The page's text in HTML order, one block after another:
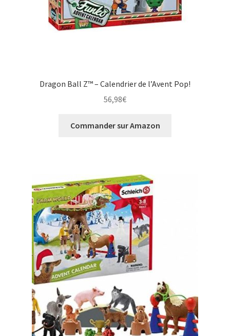
Dragon Ball Z™ – Calendrier de l’Avent Pop!
56,98€
Commander sur Amazon